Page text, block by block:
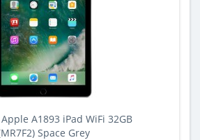
A1893 iPad WiFi 32GB
Space Grey